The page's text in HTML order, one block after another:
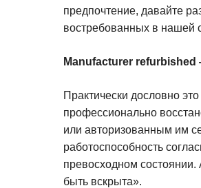
предпочтение, давайте
востребованных в нашей
Manufacturer
Практически дословно
профессионально
или авторизованным им
работоспособность
превосходном
быть вскрыта».